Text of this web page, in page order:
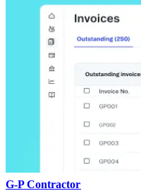
G-P Contractor​​